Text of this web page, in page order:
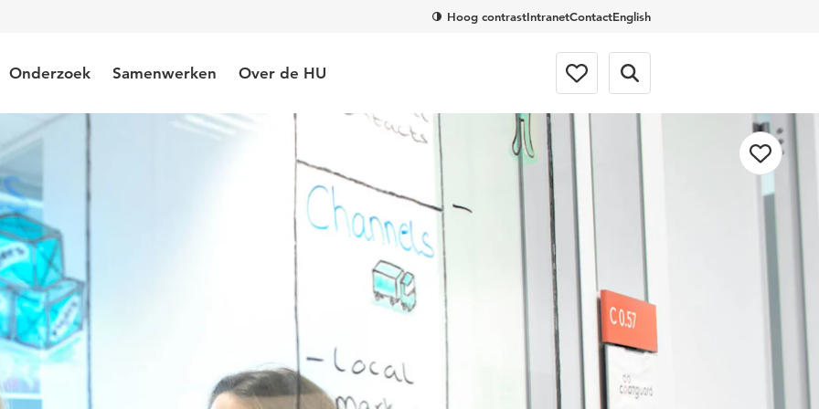
Hoog contrastIntranetContactEnglish
Onderzoek Samenwerken Over de HU